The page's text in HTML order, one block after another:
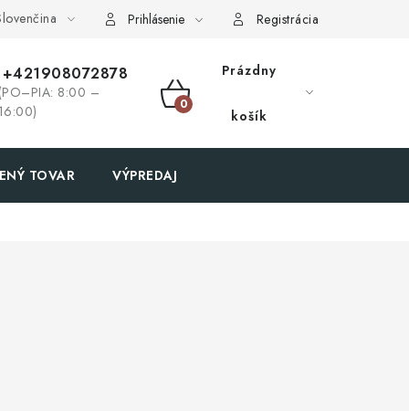
Prihlásenie Registrácia
8:00 –
NÁKUPNÝ
Prázdny
košík
TOVAR VÝPREDAJ